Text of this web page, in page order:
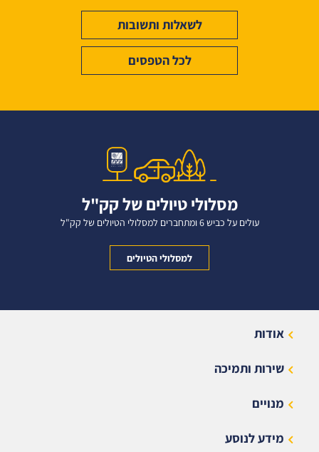
לשאלות ותשובות
לכל הטפסים
מסלולי טיולים של קק"ל
עולים על כביש 6 ומתחברים למסלולי הטיולים של קק"ל
למסלולי הטיולים
אודות
שירות ותמיכה
מנויים
מידע לנוסע